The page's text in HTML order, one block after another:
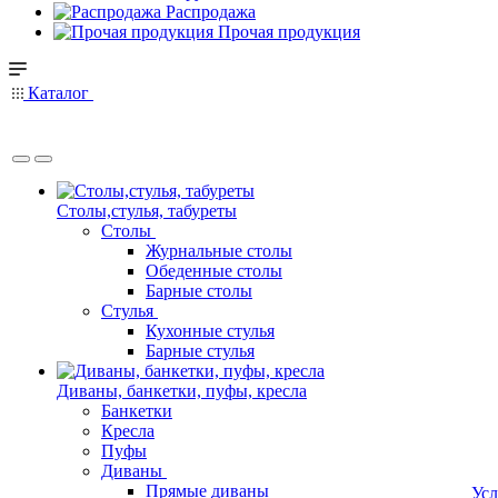
Распродажа
Прочая продукция
Каталог
Столы,стулья, табуреты
Столы
Журнальные столы
Обеденные столы
Барные столы
Стулья
Кухонные стулья
Барные стулья
Диваны, банкетки, пуфы, кресла
Банкетки
Кресла
Пуфы
Диваны
Прямые диваны